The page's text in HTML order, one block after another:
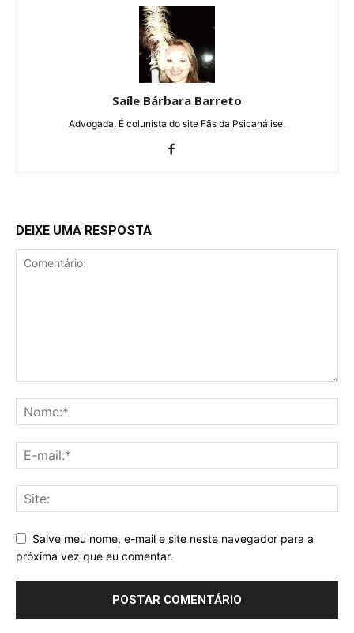
Saíle Bárbara Barreto
Advogada. É colunista do site Fãs da Psicanálise.
DEIXE UMA RESPOSTA
Salve meu nome, e-mail e site neste navegador para a
próxima vez que eu comentar.